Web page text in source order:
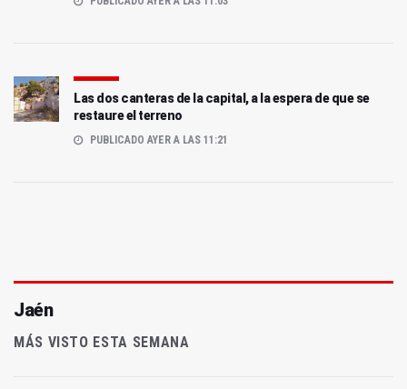
Las dos canteras de la capital, a la espera de que se
restaure el terreno
PUBLICADO AYER A LAS 11:21
Jaén
MÁS VISTO ESTA SEMANA